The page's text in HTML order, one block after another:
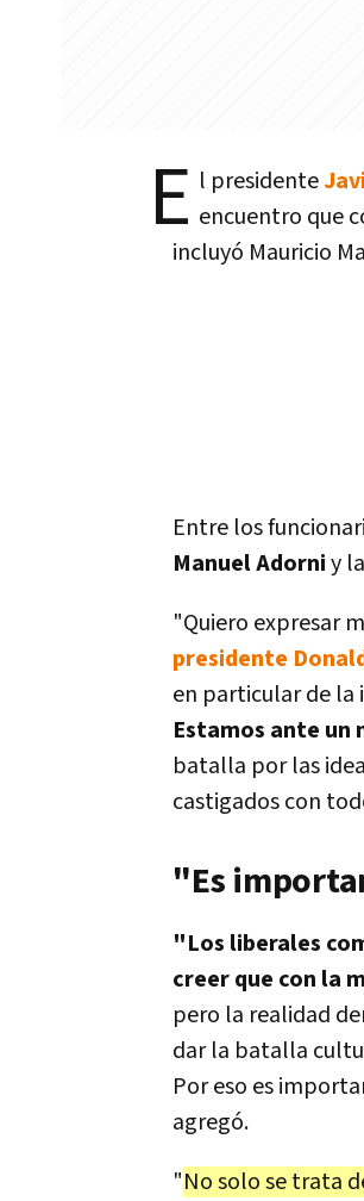
E l presidente
encuentro que
incluyó Mauricio
Entre los
Manuel Adorniy
"Quiero expresar
presidente
en particular de la
Estamos ante un
batalla por las
castigados con
"Es
"Los liberales
creer que con la
pero la realidad
dar la batalla
Por eso es
agregó.
"No solo se trata